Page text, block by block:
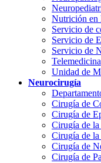
Nutrición en
Servicio de
Servicio de
Servicio de
Telemedicina
Unidad de
Neurocirugía
Cirugía de
Cirugía de
Cirugía de la
Cirugía de
Cirugía de
Cirugía de